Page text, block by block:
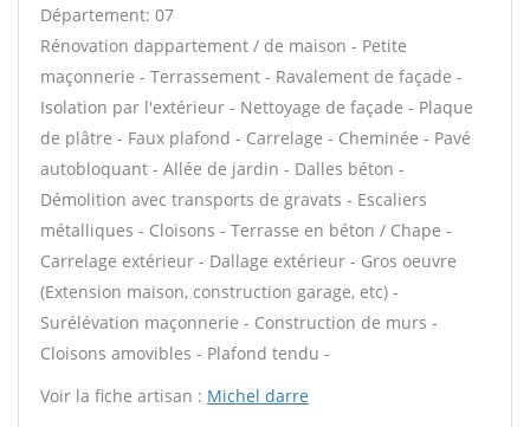
Département: 07
Rénovation dappartement / de maison - Petite
maçonnerie - Terrassement - Ravalement de façade -
Isolation par l'extérieur - Nettoyage de façade - Plaque
de plâtre - Faux plafond - Carrelage - Cheminée - Pavé
autobloquant - Allée de jardin - Dalles béton -
Démolition avec transports de gravats - Escaliers
métalliques - Cloisons - Terrasse en béton / Chape -
Carrelage extérieur - Dallage extérieur - Gros oeuvre
(Extension maison, construction garage, etc) -
Surélévation maçonnerie - Construction de murs -
Cloisons amovibles - Plafond tendu -
Voir la fiche artisan : Michel darre